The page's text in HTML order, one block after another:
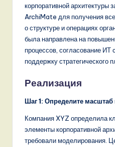
корпоративной архитектуры
ArchiMate для получения
о структуре и операциях
была направлена на
процессов, согласование
поддержку стратегического
Реализация
Шаг 1: Определите масштаб
Компания XYZ определила
элементы корпоративной
требовали моделирования.